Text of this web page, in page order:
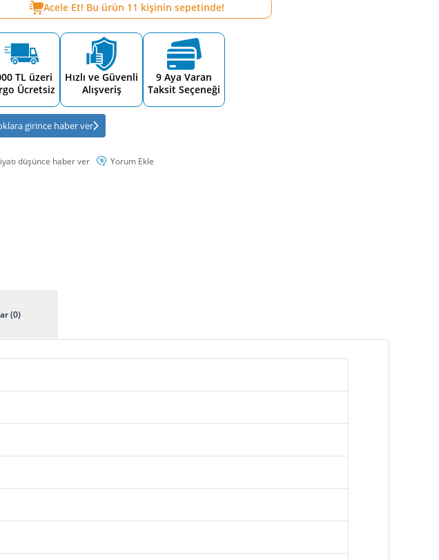
Acele Et! Bu ürün 11 kişinin sepetinde!
TL üzeri
Ücretsiz
Hızlı ve Güvenli
Alışveriş
9 Aya Varan
Taksit Seçeneği
girince haber ver
düşünce haber ver Yorum Ekle
(0)